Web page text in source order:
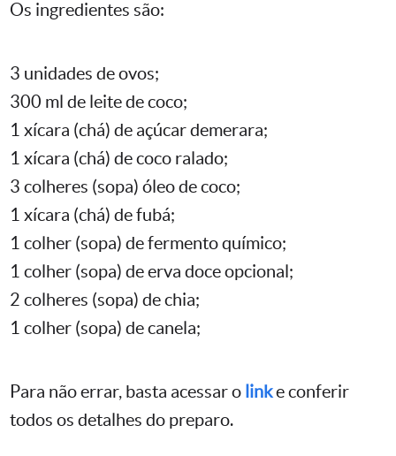
Os ingredientes são:
3 unidades de ovos;
300 ml de leite de coco;
1 xícara (chá) de açúcar demerara;
1 xícara (chá) de coco ralado;
3 colheres (sopa) óleo de coco;
1 xícara (chá) de fubá;
1 colher (sopa) de fermento químico;
1 colher (sopa) de erva doce opcional;
2 colheres (sopa) de chia;
1 colher (sopa) de canela;
Para não errar, basta acessar o linke conferir
todos os detalhes do preparo.